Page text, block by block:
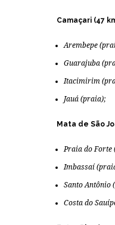
Camaçari (47
Arembepe
Guarajuba
Itacimirim
Jauá (praia);
Mata de São
Praia do Forte
Imbassaí
Santo Antônio
Costa do